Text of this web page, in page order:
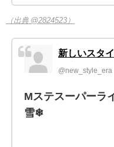
（出典 @2824523）
新しいスタ
@new_style_era
Mステスーパーラ
雪❄